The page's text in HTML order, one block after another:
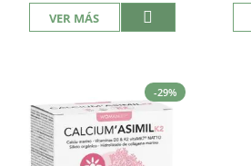
VER MÁS
-29%